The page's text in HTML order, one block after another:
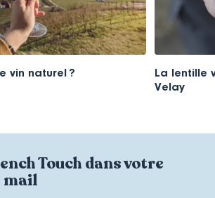
vin naturel ?
La lentille
Velay
Touch dans votre
mail